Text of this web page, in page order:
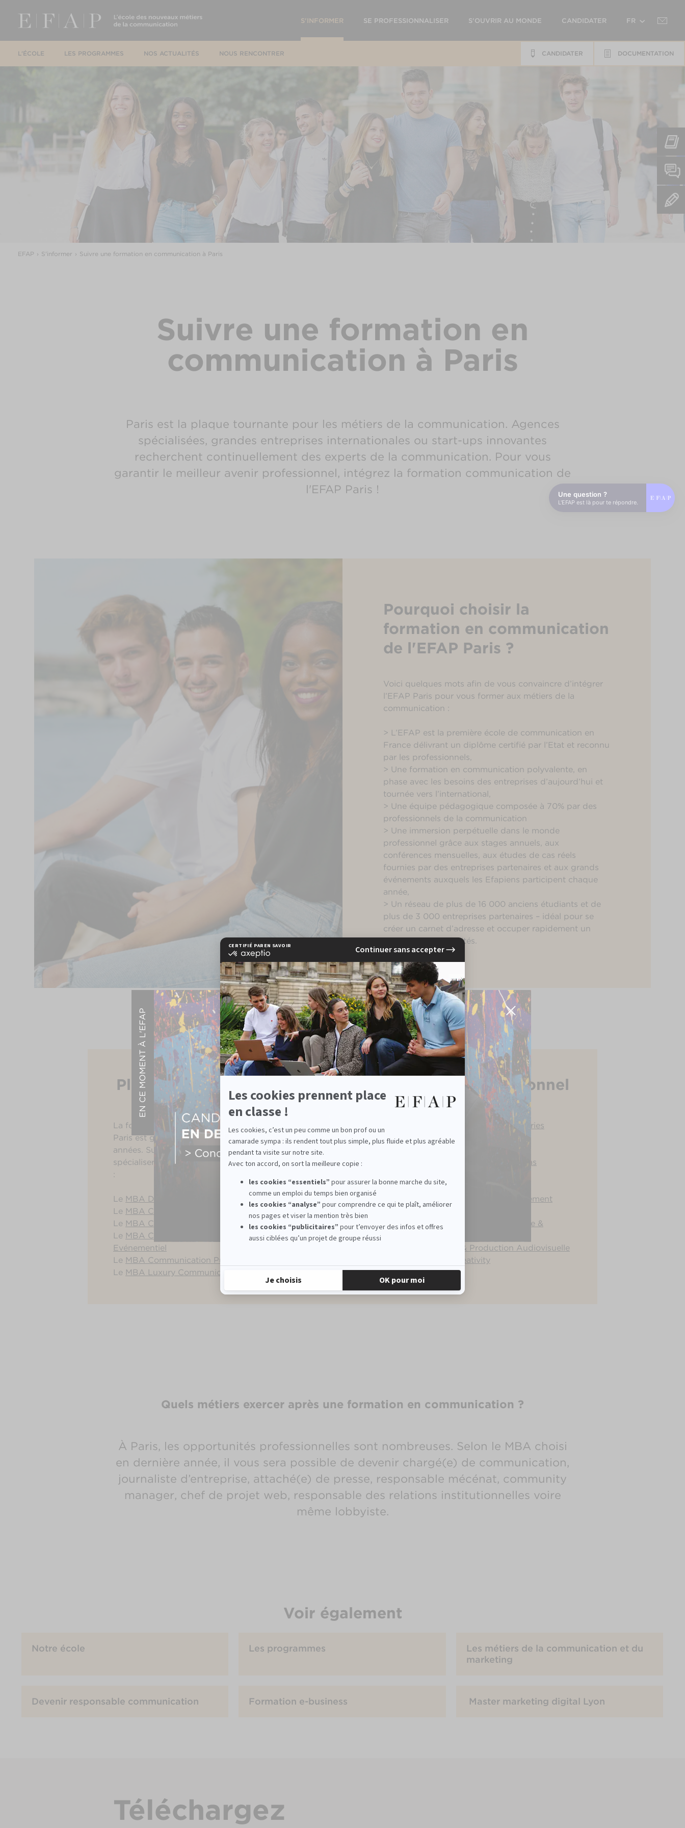
S'INFORMER SE PROFESSIONNALISER S'OUVRIR AU MONDE CANDIDATER FR
L'ÉCOLE LES PROGRAMMES NOS ACTUALITÉS NOUS RENCONTRER DOCUMENTATION
CANDIDATER
EFAP S'informer Suivre une formation en communication à Paris
Suivre une formation en
communication à Paris
Paris est la plaque tournante pour les métiers de la communication. Agences
spécialisées, grandes entreprises internationales ou start-ups innovantes
recherchent continuellement des experts de la communication. Pour vous
garantir le meilleur avenir professionnel, intégrez la formation communication de
l'EFAP Paris !
Pourquoi choisir la
formation en communication
de l'EFAP Paris ?
Voici quelques mots afin de vous convaincre d’intégrer
l’EFAP Paris pour vous former aux métiers de la
communication :
> L’EFAP est la première école de communication en
France délivrant un diplôme certifié par l’Etat et reconnu
par les professionnels,
> Une formation en communication polyvalente, en
phase avec les besoins des entreprises d’aujourd’hui et
tournée vers l’international,
> Une équipe pédagogique composée à 70% par des
professionnels de la communication
> Une immersion perpétuelle dans le monde
professionnel grâce aux stages annuels, aux
conférences mensuelles, aux études de cas réels
fournies par des entreprises partenaires et aux grands
événements auxquels les Efapiens participent chaque
année,
> Un réseau de plus de 16 000 anciens étudiants et de
plus de 3 000 entreprises partenaires – idéal pour se
créer un carnet d’adresse et occuper rapidement un
poste à responsabilités.
Plusieurs MBA Spécialisés selon votre projet professionnel
La formation communication post-bac à l’EFAP
Paris est généraliste durant les quatre premières
années. Suite à cela, les étudiants sont appelés à se
spécialiser en dernière année grâce à différents MBA
:
Le MBA Digital Marketing & Business
Le MBA Communication & Marketing Stratégique
Le MBA Création & Stratégies Publicitaires
Le MBA Communication et Management
Evénementiel
Le MBA Communication Publique et Influence
Le MBA Luxury Communication and Strategies
Le
MBA Communication in Fashion Industries
Le
MBA Communication Santé
Le
MBA Communication & Relations Médias
Employeur
LeMBA Communication RSE & Developpement
Durable
MBA Brand Content, Stratégie Éditoriale &
Nouveaux Médias
MBA Communication & Production Audiovisuelle
MBA Advertising & Creativity
Quels métiers exercer après une formation en communication ?
À Paris, les opportunités professionnelles sont nombreuses. Selon le MBA choisi
en dernière année, il vous sera possible de devenir chargé(e) de communication,
journaliste d’entreprise, attaché(e) de presse, responsable mécénat, community
manager, chef de projet web, responsable des relations institutionnelles voire
même lobbyiste.
Voir également
Notre école Les programmes
Les métiers de la communication et du
marketing
Devenir responsable communication Formation e-business Master marketing digital Lyon
Téléchargez
EN CE MOMENT À L'EFAP
Une question ?
L'EFAP est là pour te répondre.